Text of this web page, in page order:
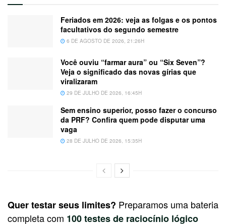
Feriados em 2026: veja as folgas e os pontos
facultativos do segundo semestre
6 DE AGOSTO DE 2026, 21:26H
Você ouviu “farmar aura” ou “Six Seven”?
Veja o significado das novas gírias que
viralizaram
29 DE JULHO DE 2026, 16:45H
Sem ensino superior, posso fazer o concurso
da PRF? Confira quem pode disputar uma
vaga
28 DE JULHO DE 2026, 15:35H
Quer testar seus limites? Preparamos uma bateria
completa com 100 testes de raciocínio lógico